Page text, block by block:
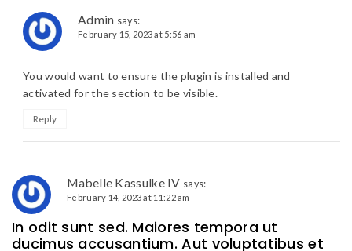
Admin says:
February 15, 2023 at 5:56 am
You would want to ensure the plugin is installed and
activated for the section to be visible.
Reply
Mabelle Kassulke IV says:
February 14, 2023 at 11:22 am
In odit sunt sed. Maiores tempora ut
ducimus accusantium. Aut voluptatibus et